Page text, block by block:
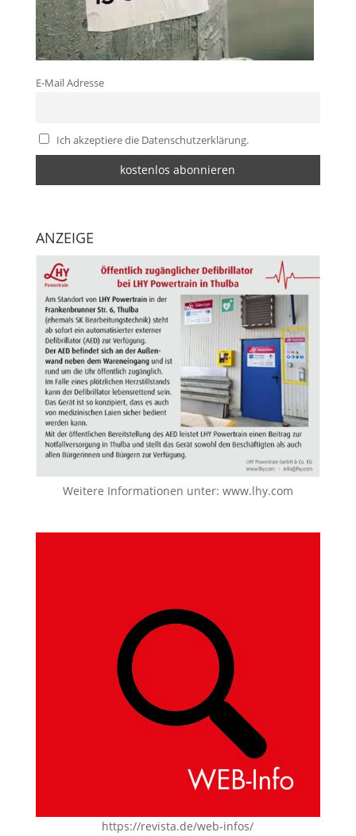
E-Mail Adresse
Ich akzeptiere die Datenschutzerklärung.
ANZEIGE
Weitere Informationen unter: www.lhy.com
https://revista.de/web-infos/